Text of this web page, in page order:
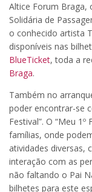
Altice Forum Braga,
Solidária de
o conhecido artista
disponíveis nas
BlueTicket, toda a
Braga.
Também no
poder encontrar-se
Festival”. O “Meu
famílias, onde
atividades diversas,
interação com as
não faltando o Pai
bilhetes para este